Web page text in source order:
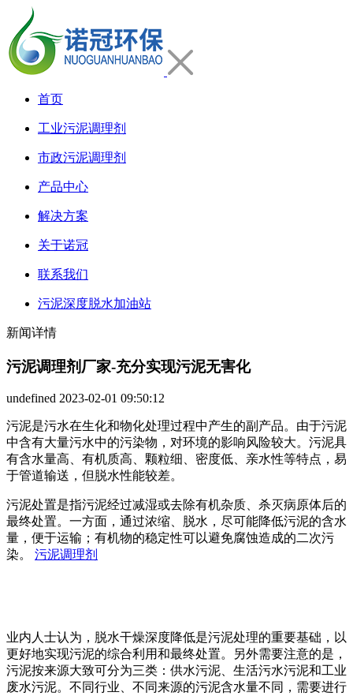
首页
工业污泥调理剂
市政污泥调理剂
产品中心
解决方案
关于诺冠
联系我们
污泥深度脱水加油站
新闻详情
污泥调理剂厂家-充分实现污泥无害化
undefined 2023-02-01 09:50:12
污泥是污水在生化和物化处理过程中产生的副产品。由于污泥
中含有大量污水中的污染物，对环境的影响风险较大。污泥具
有含水量高、有机质高、颗粒细、密度低、亲水性等特点，易
于管道输送，但脱水性能较差。
污泥处置是指污泥经过减湿或去除有机杂质、杀灭病原体后的
最终处置。一方面，通过浓缩、脱水，尽可能降低污泥的含水
量，便于运输；有机物的稳定性可以避免腐蚀造成的二次污
染。 污泥调理剂
业内人士认为，脱水干燥深度降低是污泥处理的重要基础，以
更好地实现污泥的综合利用和最终处置。另外需要注意的是，
污泥按来源大致可分为三类：供水污泥、生活污水污泥和工业
废水污泥。不同行业、不同来源的污泥含水量不同，需要进行